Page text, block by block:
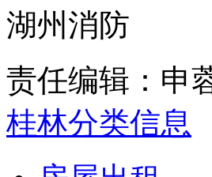
湖州消防
责任编辑：申
桂林分类信息